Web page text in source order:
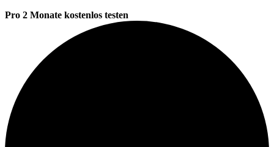
Pro 2 Monate kostenlos testen